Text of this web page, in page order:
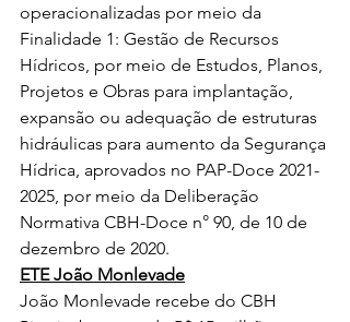
operacionalizadas por meio da
Finalidade 1: Gestão de Recursos
Hídricos, por meio de Estudos, Planos,
Projetos e Obras para implantação,
expansão ou adequação de estruturas
hidráulicas para aumento da Segurança
Hídrica, aprovados no PAP-Doce 2021-
2025, por meio da Deliberação
Normativa CBH-Doce n° 90, de 10 de
dezembro de 2020.
ETE João Monlevade
João Monlevade recebe do CBH